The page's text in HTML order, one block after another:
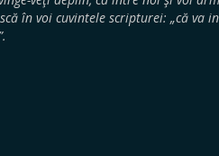
în voi cuvintele scripturei: „că va